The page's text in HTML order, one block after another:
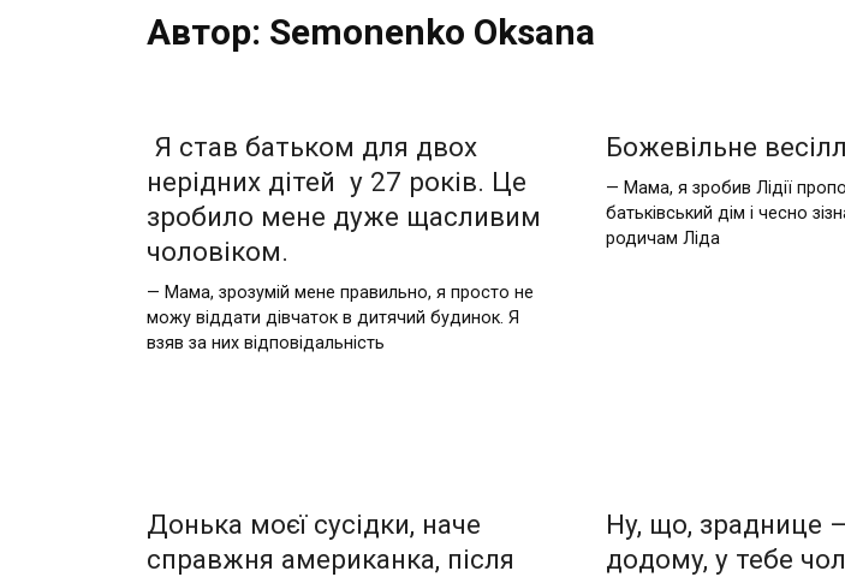
Автор: Semonenko Oksana
Я став батьком для двох
нерідних дітей у 27 років. Це
зробило мене дуже щасливим
чоловіком.
— Мама, зрозумій мене правильно, я просто не
можу віддати дівчаток в дитячий будинок. Я
взяв за них відповідальність
Божeвільнe
— Мама, я зробив Лідії
батьківський дім і чесно
родичам Ліда
Дoнька моєї сусідки, нaче
справжня aмериканка, після
Нy, щo, зрaдницe
дoдомy, y тебе